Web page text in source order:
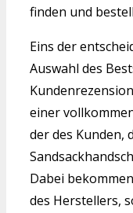
finden und
Eins der
Auswahl des
einer
der des Kunden,
Dabei
des Herstellers,